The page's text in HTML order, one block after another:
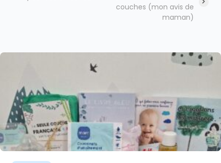
couches (mon avis de
maman)